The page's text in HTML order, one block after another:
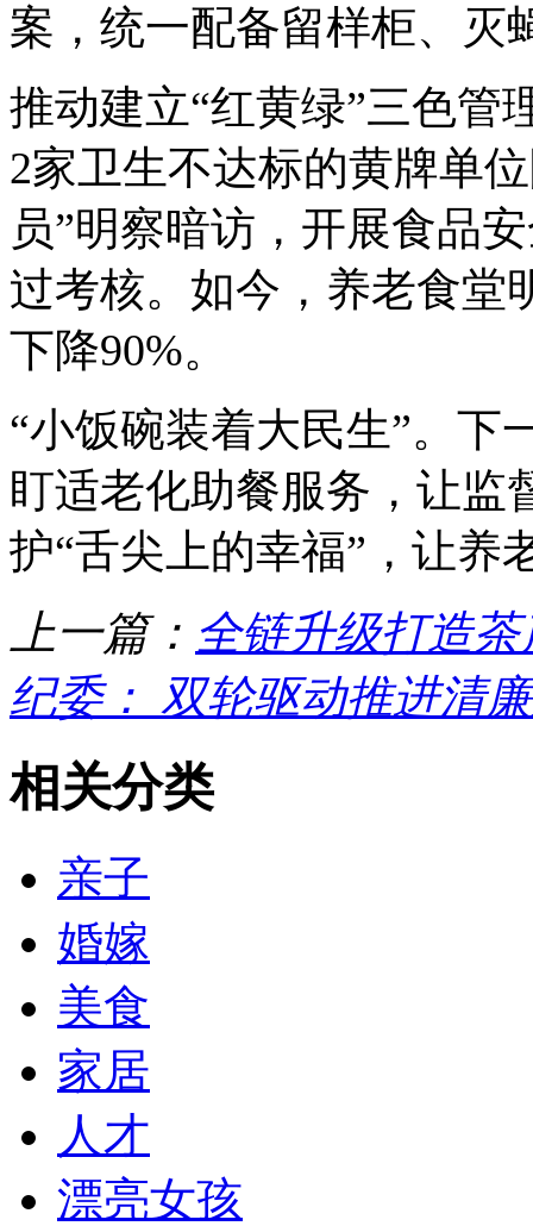
案，统一配备留样柜、灭
推动建立“红黄绿”三色管
2家卫生不达标的黄牌单
员”明察暗访，开展食品
过考核。如今，养老食堂
下降90%。
“小饭碗装着大民生”。下
盯适老化助餐服务，让监
护“舌尖上的幸福”，让养
上一篇： 全链升级打造
纪委： 双轮驱动推进清
相关分类
亲子
婚嫁
美食
家居
人才
漂亮女孩